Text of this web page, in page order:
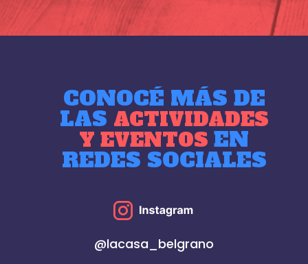
CONOCÉ MÁS DE
LAS ACTIVIDADES
Y EVENTOSEN
REDES SOCIALES
@lacasa_belgrano